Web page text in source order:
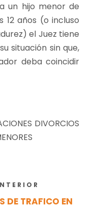
un hijo menor de
12 años (o incluso
el Juez tiene
situación sin que,
deba coincidir
DIVORCIOS
DE TRAFICO EN